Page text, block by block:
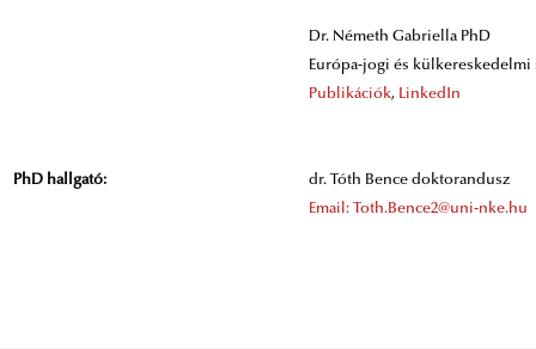
Dr. Németh Gabriella PhD
Európa-jogi és külkereskedelmi
Publikációk, LinkedIn
PhD hallgató:
dr. Tóth Bence doktorandusz
Email: Toth.Bence2@uni-nke.hu